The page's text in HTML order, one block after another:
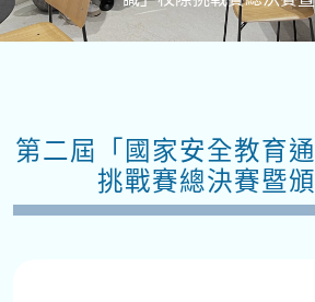
第二屆「國家安全教育
挑戰賽總決賽暨